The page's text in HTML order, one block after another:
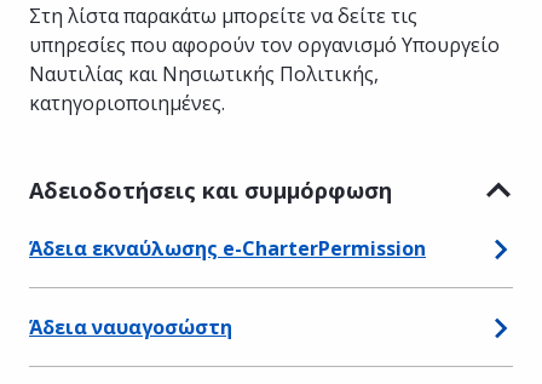
Στη λίστα παρακάτω μπορείτε να δείτε τις
υπηρεσίες που αφορούν τον οργανισμό Υπουργείο
Ναυτιλίας και Νησιωτικής Πολιτικής,
κατηγοριοποιημένες.
Αδειοδοτήσεις και συμμόρφωση
Άδεια εκναύλωσης e-CharterPermission
Άδεια ναυαγοσώστη